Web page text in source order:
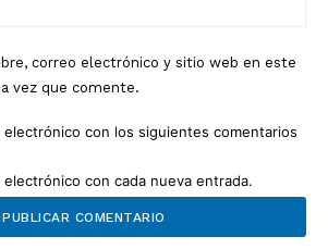
correo electrónico y sitio web en este
vez que comente.
electrónico con los siguientes comentarios
con cada nueva entrada.